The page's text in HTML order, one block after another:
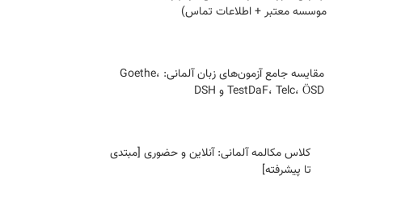
موسسه معتبر + اطلاعات تماس)
مقایسه جامع آزمون‌های زبان آلمانی: Goethe،
TestDaF، Telc، ÖSD و DSH
کلاس مکالمه آلمانی: آنلاین و حضوری [مبتدی
تا پیشرفته]